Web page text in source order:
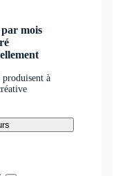
mois
à